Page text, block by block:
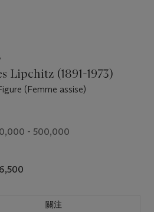
Lipchitz (1891-1973)
(Femme assise)
- 500,000
關注